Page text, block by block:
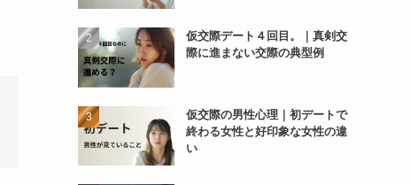
仮交際デート４回目。｜真剣交
際に進まない交際の典型例
仮交際の男性心理｜初デートで
終わる女性と好印象な女性の違
い